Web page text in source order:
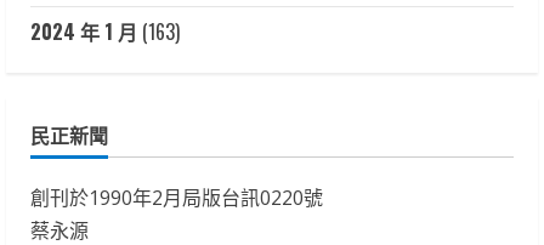
2024 年 1 月 (163)
民正新聞
創刊於1990年2月局版台訊0220號
蔡永源